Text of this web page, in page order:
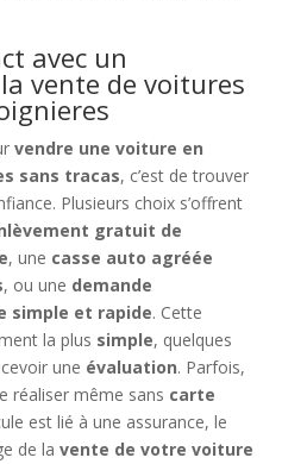
avec un
vente de voitures
vendre une voiture en
sans tracas, c’est de trouver
Plusieurs choix s’offrent
gratuit de
, une casse auto agréée
, ou une demande
simple et rapide. Cette
la plus simple, quelques
une évaluation. Parfois,
réaliser même sans carte
est lié à une assurance, le
de la vente de votre voiture